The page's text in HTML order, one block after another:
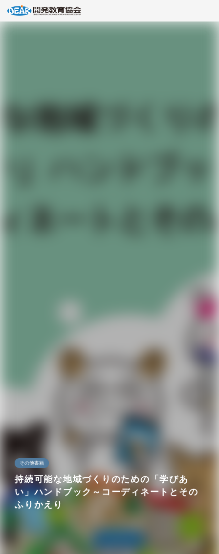
その他書籍
持続可能な地域づくりのための「学びあ
い」ハンドブック～コーディネートとその
ふりかえり